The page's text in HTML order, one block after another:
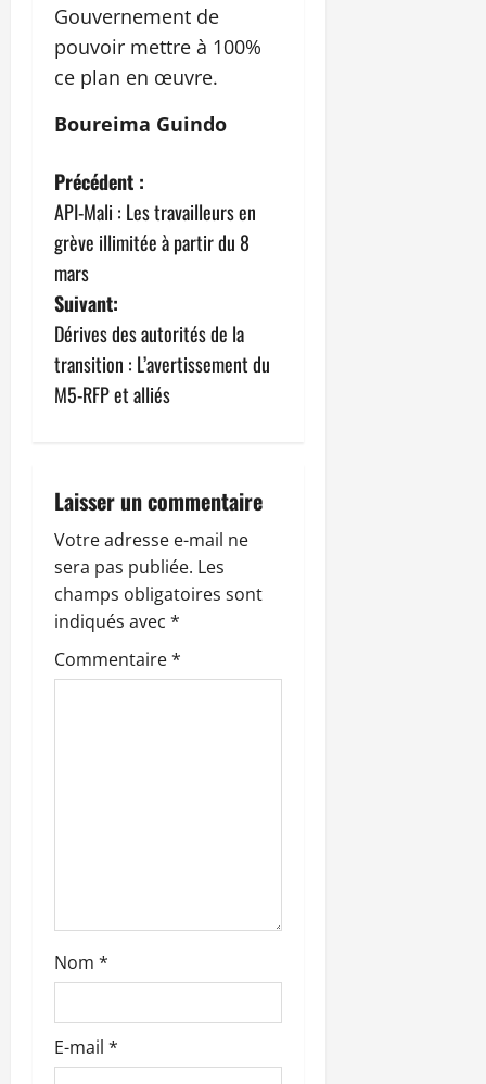
Gouvernement de
pouvoir mettre à 100%
ce plan en œuvre.
Boureima Guindo
N
a
v
i
g
a
i
o
n
d
’
c
l
Précédent :
API-Mali : Les travailleurs en
grève illimitée à partir du 8
mars
Suivant:
Dérives des autorités de la
transition : L’avertissement du
M5-RFP et alliés
Laisser un commentaire
Votre adresse e-mail ne
sera pas publiée. Les
champs obligatoires sont
indiqués avec *
Commentaire*
Nom *
E-mail *